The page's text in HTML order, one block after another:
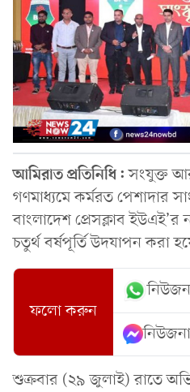
আমিরাত প্রতিনিধি:সংযুক্ত
গণমাধ্যমে কর্মরত পেশাদার
বাংলাদেশ প্রেসক্লাব
চতুর্থ বর্ষপূর্তি উদযাপন করা
ফলো করুন
শুক্রবার (২৯ জুলাই) রাতে